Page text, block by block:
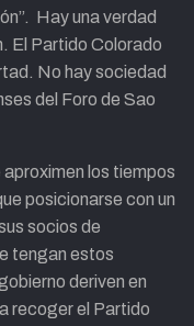
Hay una verdad
El Partido Colorado
No hay sociedad
del Foro de Sao
los tiempos
posicionarse con un
socios de
tengan estos
deriven en
recoger el Partido